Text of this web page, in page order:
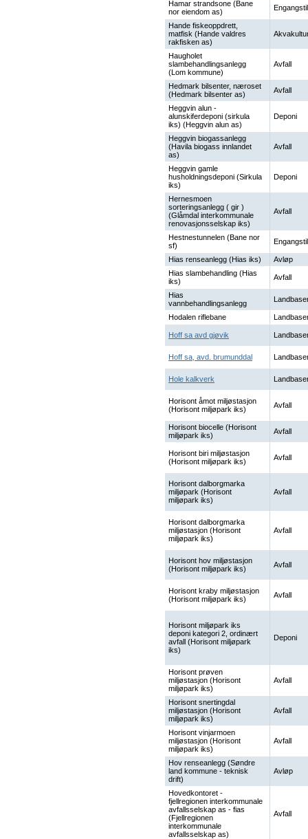
Hamar strandsone (Bane
nor eiendom as)
Hande fiskeoppdrett,
matfisk (Hande valdres
rakfisken as)
Haugholet
slambehandlingsanlegg
(Lom kommune)
Avfall
Hedmark bilsenter, næroset
(Hedmark bilsenter as)
Avfall
Heggvin alun -
alunskiferdeponi (sirkula
iks) (Heggvin alun as)
Deponi
Heggvin biogassanlegg
(Havila biogass innlandet
as)
Avfall
Heggvin gamle
husholdningsdeponi (Sirkula
iks)
Deponi
Hernesmoen
sorteringsanlegg ( gir )
(Glåmdal interkommunale
renovasjonsselskap iks)
Avfall
Hestnestunnelen (Bane nor
sf)
Hias renseanlegg (Hias iks)
Avløp
Hias slambehandling (Hias
iks)
Avfall
Hias
vannbehandlingsanlegg
Hodalen riflebane
Hoff sa avd gjøvik
Hoff sa, avd. brumunddal
Hole kalkverk
Horisont åmot miljøstasjon
(Horisont miljøpark iks)
Avfall
Horisont biocelle (Horisont
miljøpark iks)
Avfall
Horisont biri miljøstasjon
(Horisont miljøpark iks)
Avfall
Horisont dalborgmarka
miljøpark (Horisont
miljøpark iks)
Avfall
Horisont dalborgmarka
miljøstasjon (Horisont
miljøpark iks)
Avfall
Horisont hov miljøstasjon
(Horisont miljøpark iks)
Avfall
Horisont kraby miljøstasjon
(Horisont miljøpark iks)
Avfall
Horisont miljøpark iks
deponi kategori 2, ordinært
avfall (Horisont miljøpark
iks)
Deponi
Horisont prøven
miljøstasjon (Horisont
miljøpark iks)
Avfall
Horisont snertingdal
miljøstasjon (Horisont
miljøpark iks)
Avfall
Horisont vinjarmoen
miljøstasjon (Horisont
miljøpark iks)
Avfall
Hov renseanlegg (Søndre
land kommune - teknisk
drift)
Avløp
Hovedkontoret -
fjellregionen interkommunale
avfallsselskap as - fias
(Fjellregionen
interkommunale
avfallsselskap as)
Avfall